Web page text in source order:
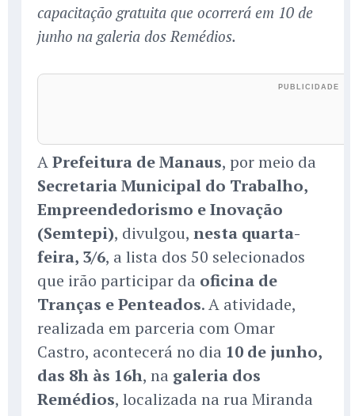
capacitação gratuita que ocorrerá em 10 de
junho na galeria dos Remédios.
APrefeitura de Manaus, por meio da
Secretaria Municipal do Trabalho,
Empreendedorismo e Inovação
(Semtepi), divulgou, nesta quarta-
feira, 3/6, a lista dos 50 selecionados
que irão participar da oficina de
Tranças e Penteados. A atividade,
realizada em parceria com Omar
Castro, acontecerá no dia 10 de junho,
das 8h às 16h, na galeria dos
Remédios, localizada na rua Miranda